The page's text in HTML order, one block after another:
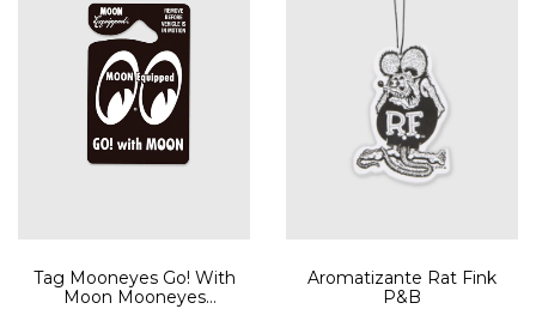
Tag Mooneyes Go! With
Moon Mooneyes
Aromatizante Rat Fink
P&B